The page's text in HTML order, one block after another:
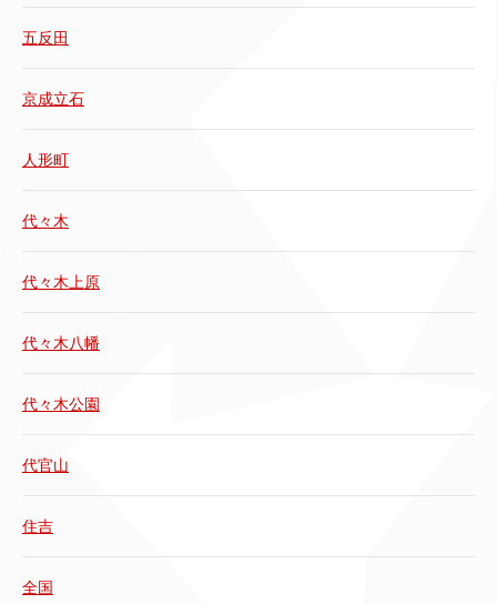
五反田
京成立石
人形町
代々木
代々木上原
代々木八幡
代々木公園
代官山
住吉
全国